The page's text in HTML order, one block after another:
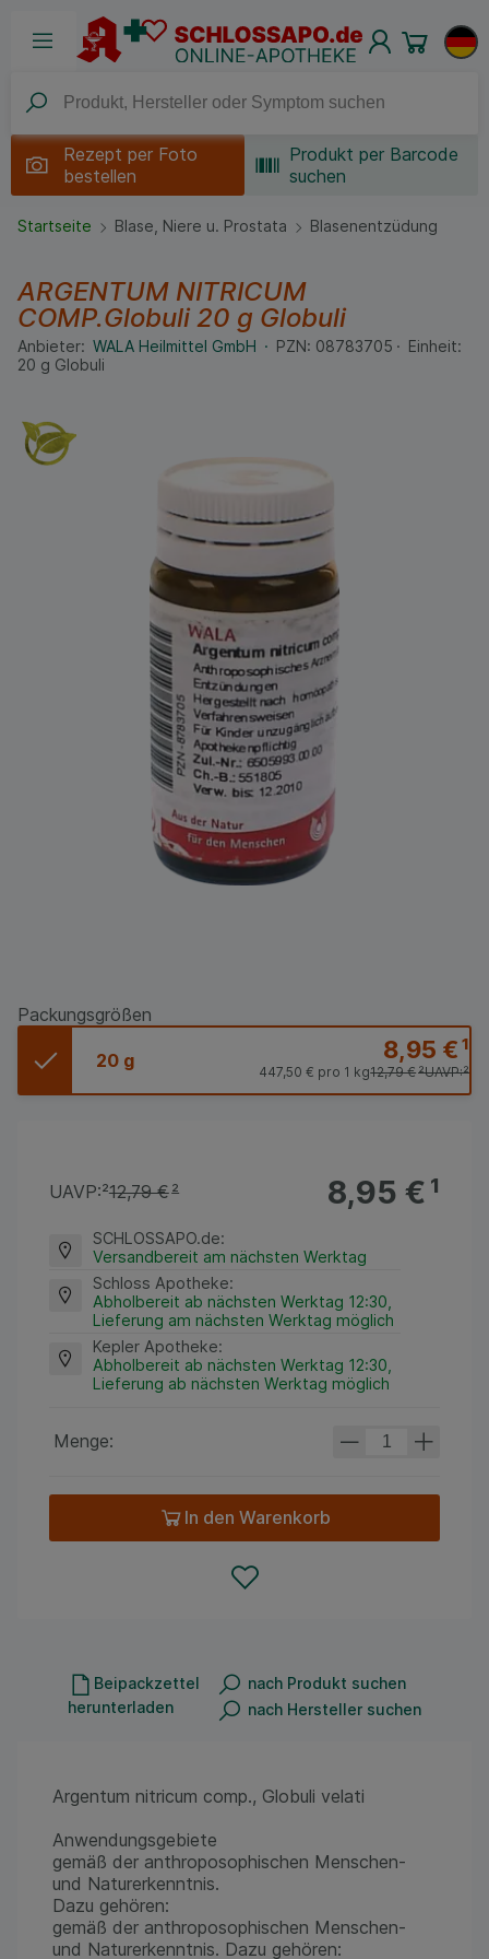
Rezept per Foto
bestellen
Produkt per Barcode
suchen
Startseite Blase, Niere u. Prostata Blasenentzüdung
ARGENTUM NITRICUM
COMP.Globuli 20 g Globuli
Anbieter: WALA Heilmittel GmbH PZN: 08783705
Einheit:
20 g Globuli
Packungsgrößen
20 g 8,95 €¹
UAVP:²
12,79 €²
447,50 € pro 1 kg
8,95 €¹
UAVP:²12,79 €²
SCHLOSSAPO.de:
Versandbereit am nächsten Werktag
Schloss Apotheke:
Abholbereit ab nächsten Werktag 12:30,
Lieferung am nächsten Werktag möglich
Kepler Apotheke:
Abholbereit ab nächsten Werktag 12:30,
Lieferung ab nächsten Werktag möglich
Menge:
In den Warenkorb
Beipackzettel
herunterladen
nach Produkt suchen
nach Hersteller suchen
Argentum nitricum comp., Globuli velati
Anwendungsgebiete
gemäß der anthroposophischen Menschen-
und Naturerkenntnis.
Dazu gehören:
gemäß der anthroposophischen Menschen-
und Naturerkenntnis. Dazu gehören: